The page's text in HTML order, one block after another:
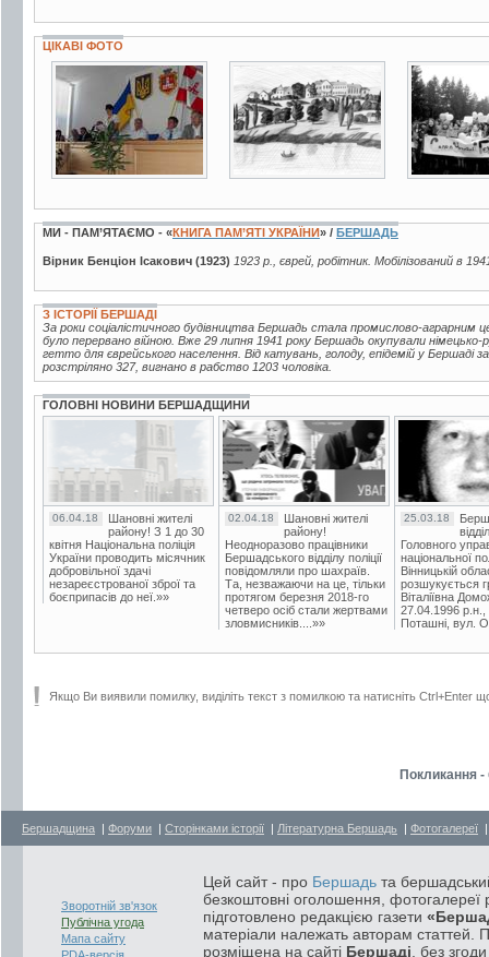
ЦІКАВІ ФОТО
3 фото
МИ - ПАМ’ЯТАЄМО - «КНИГА ПАМ’ЯТІ УКРАЇНИ» / БЕРШАДЬ
Вірник Бенціон Ісакович (1923) 1923 р., єврей, робітник. Мобілізований в
З ІСТОРІЇ БЕРШАДІ
За роки соціалістичного будівництва Бершадь стала промислово-аграрним
було перервано війною. Вже 29 липня 1941 року Бершадь окупували
гетто для єврейського населення. Від катувань, голоду, епідемій у Бершаді
розстріляно 327, вигнано в рабство 1203 чоловіка.
ГОЛОВНІ НОВИНИ БЕРШАДЩИНИ
06.04.18
Шановні жителі
району! З 1 до 30
квітня Національна поліція
України проводить місячник
добровільної здачі
незареєстрованої зброї та
боєприпасів до неї.»»
02.04.18
Шановні жителі
району!
Неодноразово працівники
Бершадського відділу поліції
повідомляли про шахраїв.
Та, незважаючи на це, тільки
протягом березня 2018-го
четверо осіб стали жертвами
зловмисників....»»
25.03.18
Головного
національної
Вінницькій
розшукується
Віталіївна
27.04.1996 р.н.,
Поташні, вул.
Якщо Ви виявили помилку, виділіть текст з помилкою та натисніть Ctrl+Enter
Покликання -
Бершадщина | Форуми | Сторінками історії | Літературна Бершадь | Фотогалереї
Зворотній зв'язок
Публічна угода
Мапа сайту
Цей сайт - про Бершадь та
безкоштовні оголошення, фотогалереї
підготовлено редакцією газети
матеріали належать авторам статтей.
розміщена на сайті Бершаді , без